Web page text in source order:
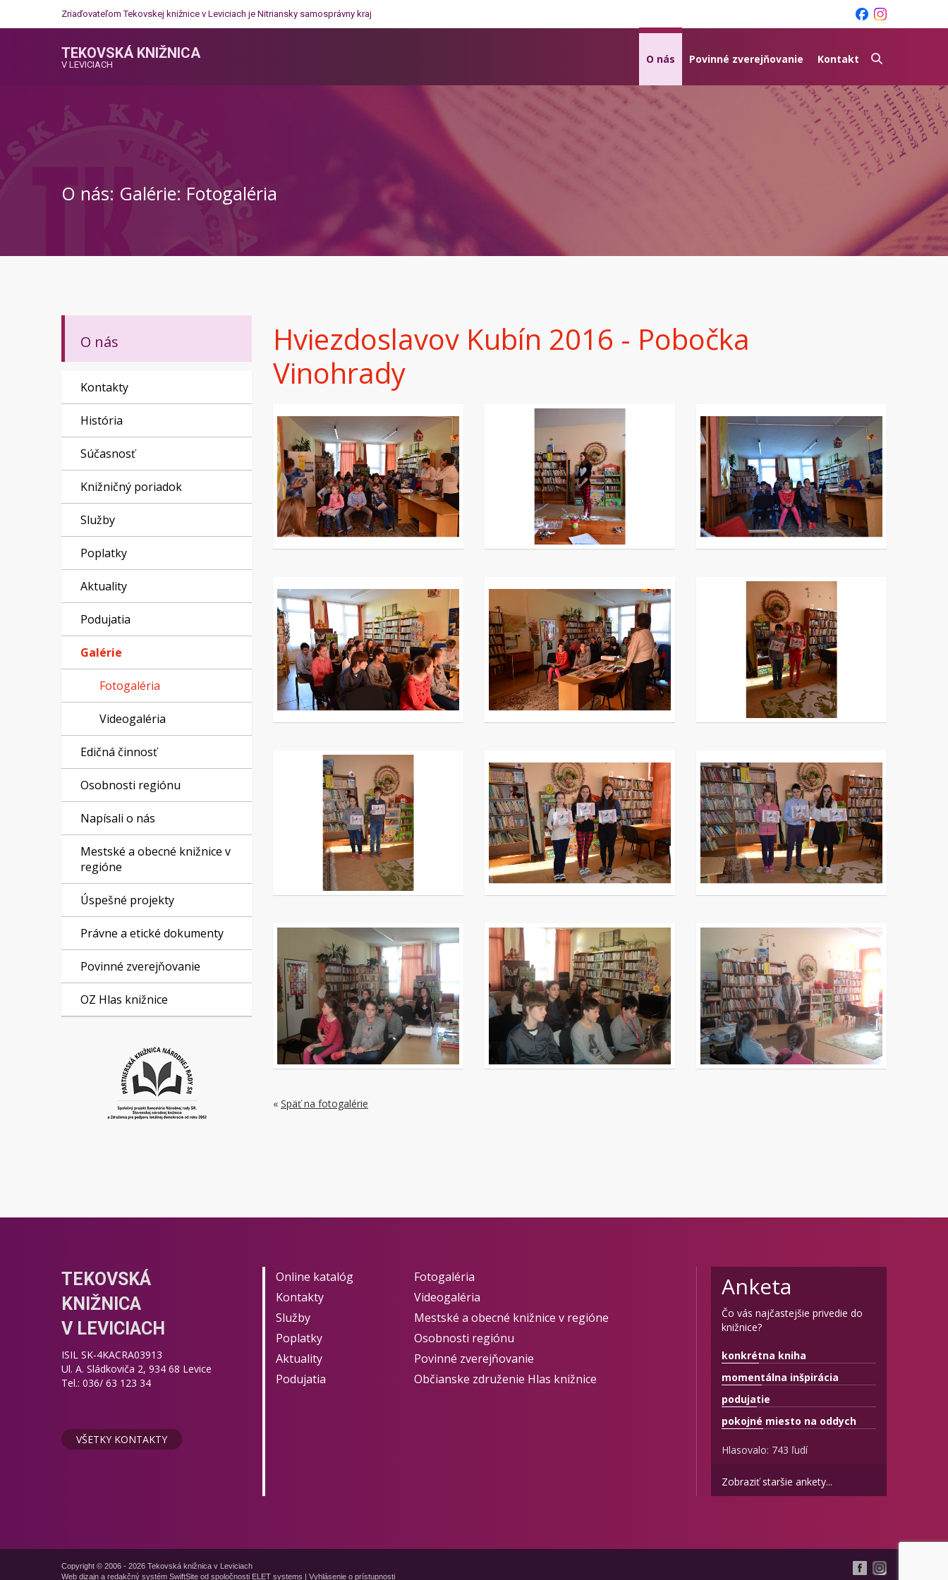
Zriaďovateľom Tekovskej knižnice v Leviciach je Nitriansky samosprávny kraj
TEKOVSKÁ KNIŽNICA
V LEVICIACH O nás Povinné zverejňovanie Kontakt
O nás: Galérie: Fotogaléria
O nás
Kontakty
História
Súčasnosť
Knižničný poriadok
Služby
Poplatky
Aktuality
Podujatia
Galérie
Fotogaléria
Videogaléria
Edičná činnosť
Osobnosti regiónu
Napísali o nás
Mestské a obecné knižnice v
regióne
Úspešné projekty
Právne a etické dokumenty
Povinné zverejňovanie
OZ Hlas knižnice
Hviezdoslavov Kubín 2016 - Pobočka
Vinohrady
« Späť na fotogalérie
TEKOVSKÁ
KNIŽNICA
V LEVICIACH
ISIL SK-4KACRA03913
Ul. A. Sládkoviča 2, 934 68 Levice
Tel.: 036/ 63 123 34
VŠETKY KONTAKTY
Online katalóg
Kontakty
Služby
Poplatky
Aktuality
Podujatia
Fotogaléria
Videogaléria
Mestské a obecné knižnice v regióne
Osobnosti regiónu
Povinné zverejňovanie
Občianske združenie Hlas knižnice
Anketa
Čo vás najčastejšie privedie do
knižnice?
konkrétna kniha
momentálna inšpirácia
podujatie
pokojné miesto na oddych
Hlasovalo: 743 ľudí
Zobraziť staršie ankety...
Copyright © 2006 - 2026 Tekovská knižnica v Leviciach
Web dizajn a redakčný systém SwiftSite od spoločnosti ELET systems | Vyhlásenie o prístupnosti